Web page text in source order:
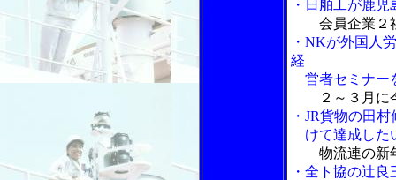
・日舶工が鹿
会員企業２
・NKが外国人
経
営者セミナー
２～３月
・JR貨物の田
けて達成した
物流連の新
・全ト協の辻